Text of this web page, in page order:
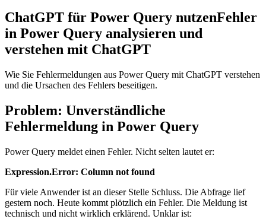
ChatGPT für Power Query nutzenFehler
in Power Query analysieren und
verstehen mit ChatGPT
Wie Sie Fehlermeldungen aus Power Query mit ChatGPT verstehen
und die Ursachen des Fehlers beseitigen.
Problem: Unverständliche
Fehlermeldung in Power Query
Power Query meldet einen Fehler. Nicht selten lautet er:
Expression.Error: Column not found
Für viele Anwender ist an dieser Stelle Schluss. Die Abfrage lief
gestern noch. Heute kommt plötzlich ein Fehler. Die Meldung ist
technisch und nicht wirklich erklärend. Unklar ist: